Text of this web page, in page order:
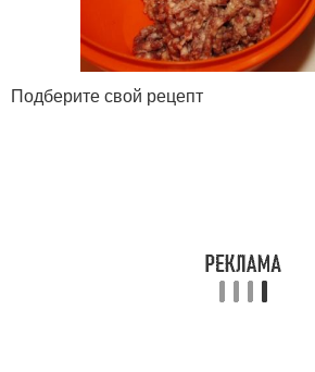
Подберите свой рецепт